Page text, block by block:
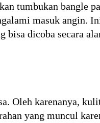
tumbukan bangle
masuk angin.
bisa dicoba secara
Oleh karenanya,
yang muncul